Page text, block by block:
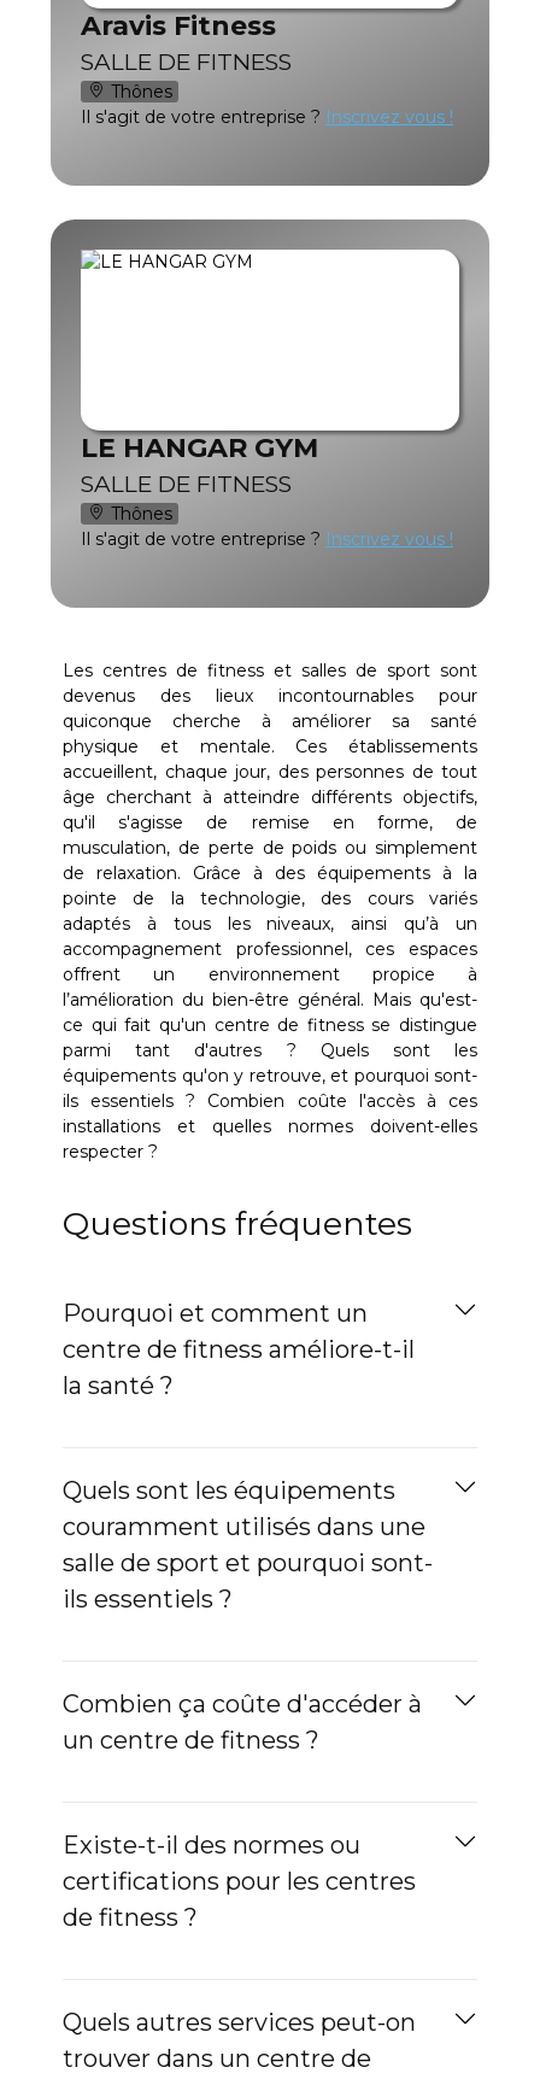
Aravis Fitness
SALLE DE FITNESS
Thônes
Il s'agit de votre entreprise ? Inscrivez vous !
LE HANGAR GYM
SALLE DE FITNESS
Thônes
Il s'agit de votre entreprise ? Inscrivez vous !
Les centres de fitness et salles de sport sont
devenus des lieux incontournables pour
quiconque cherche à améliorer sa santé
physique et mentale. Ces établissements
accueillent, chaque jour, des personnes de tout
âge cherchant à atteindre différents objectifs,
qu'il s'agisse de remise en forme, de
musculation, de perte de poids ou simplement
de relaxation. Grâce à des équipements à la
pointe de la technologie, des cours variés
adaptés à tous les niveaux, ainsi qu’à un
accompagnement professionnel, ces espaces
offrent un environnement propice à
l’amélioration du bien-être général. Mais qu'est-
ce qui fait qu'un centre de fitness se distingue
parmi tant d'autres ? Quels sont les
équipements qu'on y retrouve, et pourquoi sont-
ils essentiels ? Combien coûte l'accès à ces
installations et quelles normes doivent-elles
respecter ?
Questions fréquentes
Pourquoi et comment un
centre de fitness améliore-t-il
la santé ?
Quels sont les équipements
couramment utilisés dans une
salle de sport et pourquoi sont-
ils essentiels ?
Combien ça coûte d'accéder à
un centre de fitness ?
Existe-t-il des normes ou
certifications pour les centres
de fitness ?
Quels autres services peut-on
trouver dans un centre de